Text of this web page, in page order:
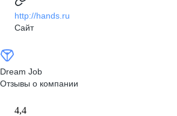
http://hands.ru
Сайт
Dream Job
Отзывы о компании
4,4